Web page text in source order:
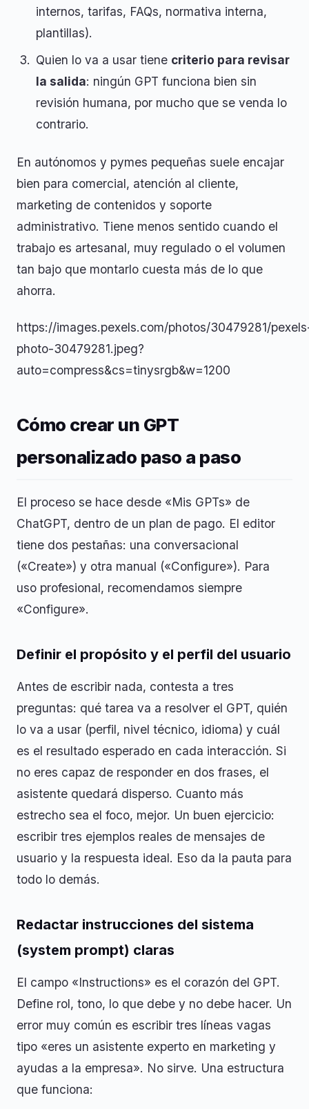
internos, tarifas, FAQs, normativa interna,
plantillas).
Quien lo va a usar tiene criterio para revisar
la salida: ningún GPT funciona bien sin
revisión humana, por mucho que se venda lo
contrario.
En autónomos y pymes pequeñas suele encajar
bien para comercial, atención al cliente,
marketing de contenidos y soporte
administrativo. Tiene menos sentido cuando el
trabajo es artesanal, muy regulado o el volumen
tan bajo que montarlo cuesta más de lo que
ahorra.
https://images.pexels.com/photos/30479281/
photo-30479281.jpeg?
auto=compress&cs=tinysrgb&w=1200
Cómo crear un GPT
personalizado paso a paso
El proceso se hace desde «Mis GPTs» de
ChatGPT, dentro de un plan de pago. El editor
tiene dos pestañas: una conversacional
(«Create») y otra manual («Configure»). Para
uso profesional, recomendamos siempre
«Configure».
Definir el propósito y el perfil del usuario
Antes de escribir nada, contesta a tres
preguntas: qué tarea va a resolver el GPT, quién
lo va a usar (perfil, nivel técnico, idioma) y cuál
es el resultado esperado en cada interacción. Si
no eres capaz de responder en dos frases, el
asistente quedará disperso. Cuanto más
estrecho sea el foco, mejor. Un buen ejercicio:
escribir tres ejemplos reales de mensajes de
usuario y la respuesta ideal. Eso da la pauta para
todo lo demás.
Redactar instrucciones del sistema
(system prompt) claras
El campo «Instructions» es el corazón del GPT.
Define rol, tono, lo que debe y no debe hacer. Un
error muy común es escribir tres líneas vagas
tipo «eres un asistente experto en marketing y
ayudas a la empresa». No sirve. Una estructura
que funciona: